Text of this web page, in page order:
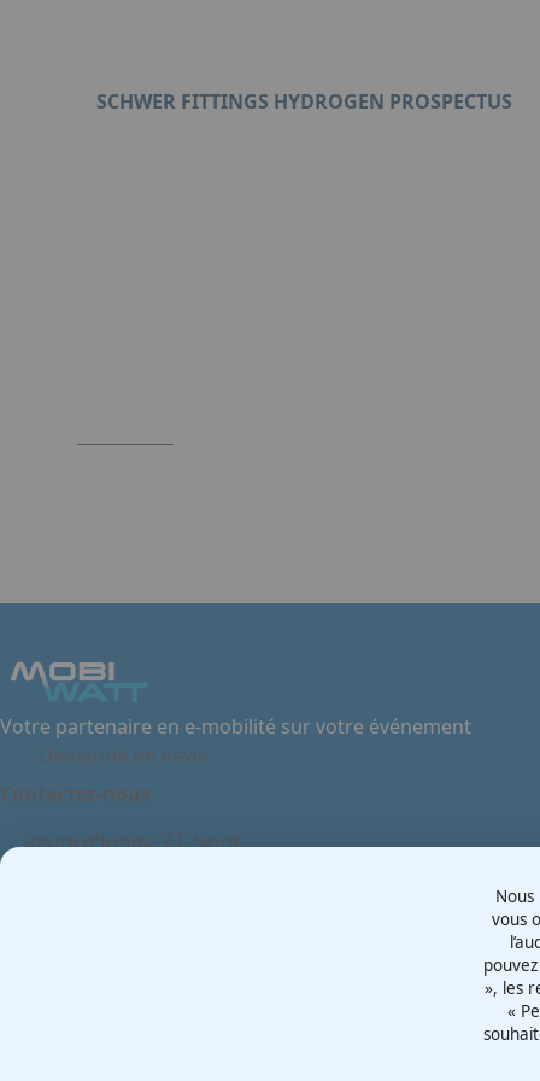
SCHWER FITTINGS HYDROGEN PROSPECTUS
Votre partenaire en e-mobilité sur votre événement
Demande de devis
Contactez-nous
Route d'Irigny, Z.I. Nord
vous
», les
«